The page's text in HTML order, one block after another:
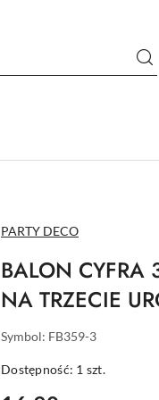
NAZWA
PRODUCENTA:
PARTY DECO
BALON CYFRA
NA TRZECIE
Symbol: FB359-3
Dostępność: 1 szt.